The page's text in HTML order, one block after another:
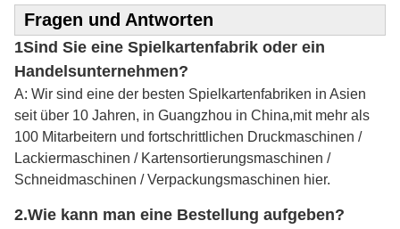
Fragen und Antworten
1Sind Sie eine Spielkartenfabrik oder ein
Handelsunternehmen?
A: Wir sind eine der besten Spielkartenfabriken in Asien
seit über 10 Jahren, in Guangzhou in China,mit mehr als
100 Mitarbeitern und fortschrittlichen Druckmaschinen /
Lackiermaschinen / Kartensortierungsmaschinen /
Schneidmaschinen / Verpackungsmaschinen hier.
2.Wie kann man eine Bestellung aufgeben?